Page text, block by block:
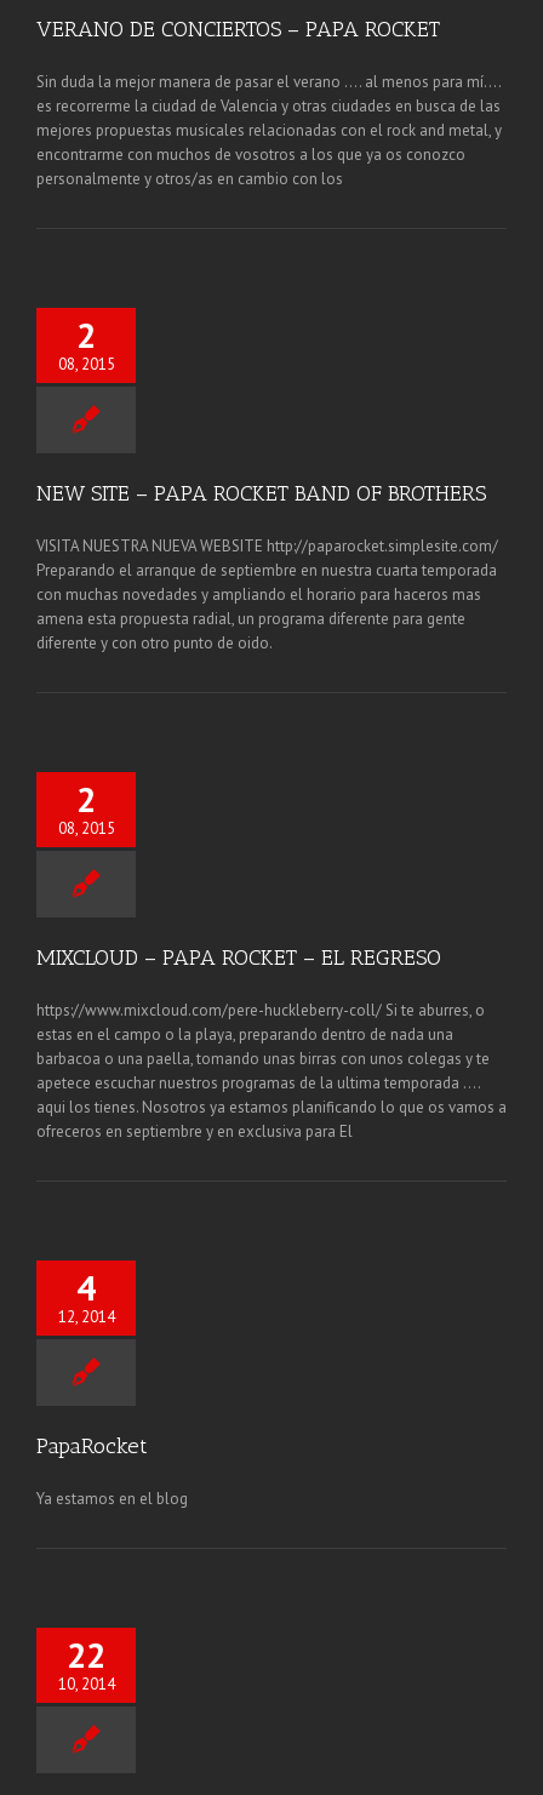
VERANO DE CONCIERTOS – PAPA ROCKET
Sin duda la mejor manera de pasar el verano .... al menos para mí....
es recorrerme la ciudad de Valencia y otras ciudades en busca de las
mejores propuestas musicales relacionadas con el rock and metal, y
encontrarme con muchos de vosotros a los que ya os conozco
personalmente y otros/as en cambio con los
2
08, 2015
NEW SITE – PAPA ROCKET BAND OF BROTHERS
VISITA NUESTRA NUEVA WEBSITE http://paparocket.simplesite.com/
Preparando el arranque de septiembre en nuestra cuarta temporada
con muchas novedades y ampliando el horario para haceros mas
amena esta propuesta radial, un programa diferente para gente
diferente y con otro punto de oido.
2
08, 2015
MIXCLOUD – PAPA ROCKET – EL REGRESO
https://www.mixcloud.com/pere-huckleberry-coll/ Si te aburres, o
estas en el campo o la playa, preparando dentro de nada una
barbacoa o una paella, tomando unas birras con unos colegas y te
apetece escuchar nuestros programas de la ultima temporada ....
aqui los tienes. Nosotros ya estamos planificando lo que os vamos a
ofreceros en septiembre y en exclusiva para El
4
12, 2014
PapaRocket
Ya estamos en el blog
22
10, 2014